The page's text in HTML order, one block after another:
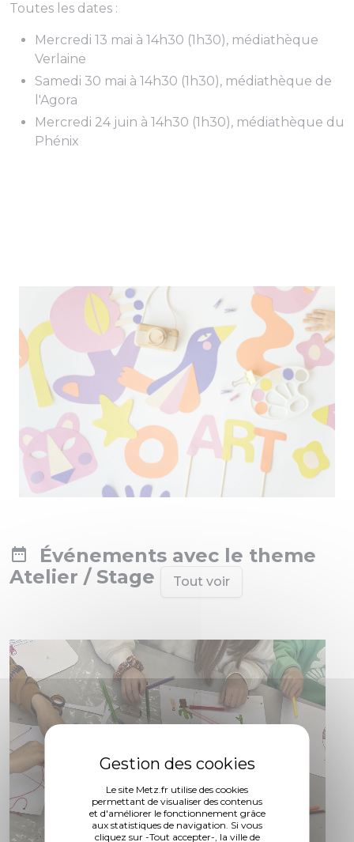
Le site Metz.fr utilise des cookies
permettant de visualiser des contenus
et d'améliorer le fonctionnement grâce
aux statistiques de navigation. Si vous
cliquez sur -Tout accepter-, la ville de
Toutes les dates :
Mercredi 13 mai à 14h30 (1h30), médiathèque
Verlaine
Samedi 30 mai à 14h30 (1h30), médiathèque de
l'Agora
Mercredi 24 juin à 14h30 (1h30), médiathèque du
Phénix
Événements avec le theme
Atelier / Stage
Tout voir